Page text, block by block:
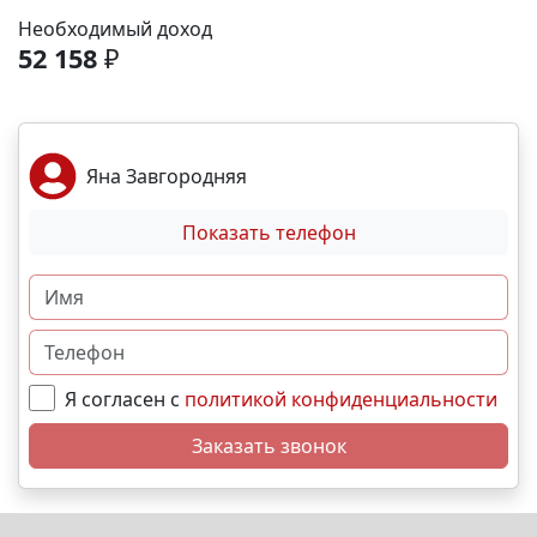
рассрочка от застройщика; Семейная, военная
,базовая,IT- ипотека; Материнский капитал;
Дистанционная покупка. 📞Свяжитесь с нами прямо
вас! N1268
Необходимый доход
52 158 ₽
Яна Завгородняя
Показать телефон
Я согласен с политикой конфиденциальности
Заказать звонок